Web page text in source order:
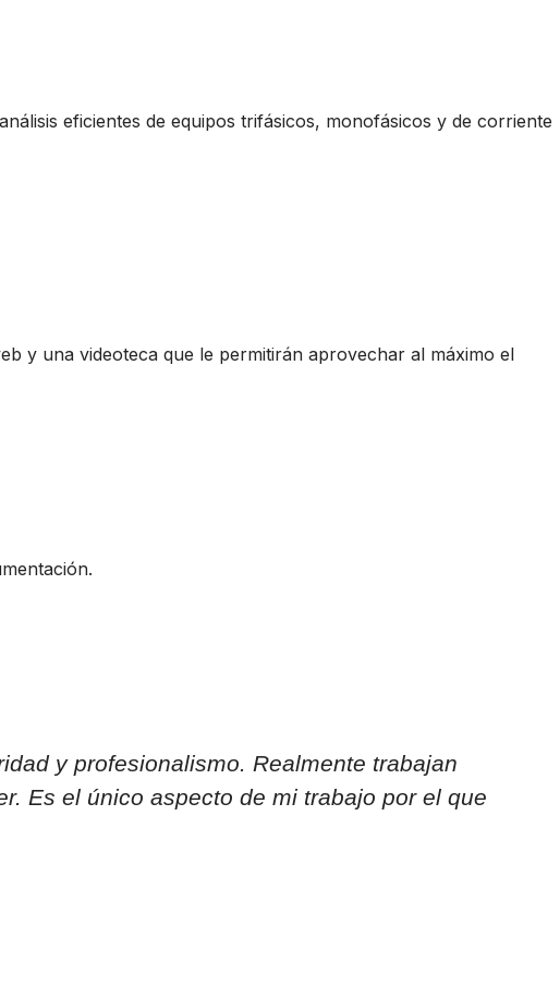
eficientes de equipos trifásicos, monofásicos y de corriente
y una videoteca que le permitirán aprovechar al máximo el
y profesionalismo. Realmente trabajan
Es el único aspecto de mi trabajo por el que